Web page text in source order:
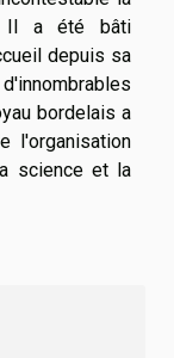
Il a été bâti
depuis sa
bordelais a
l'organisation
science et la